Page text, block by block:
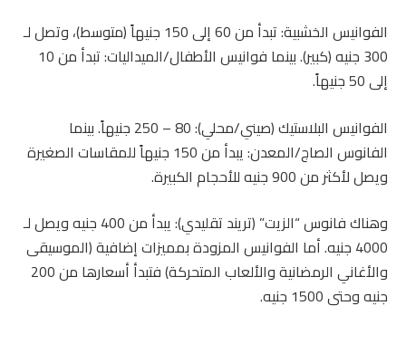
الفوانيس الخشبية: تبدأ من 60 إلى 150 جنيهاً (متوسط)، وتصل لـ
300 جنيه (كبير). بينما فوانيس الأطفال/الميداليات: تبدأ من 10
إلى 50 جنيهاً.
الفوانيس البلاستيك (صيني/محلي): 80 – 250 جنيهاً. بينما
الفانوس الصاج/المعدن: يبدأ من 150 جنيهاً للمقاسات الصغيرة
ويصل لأكثر من 900 جنيه للأحجام الكبيرة.
وهناك فانوس “الزيت” (تريند تقليدي): يبدأ من 400 جنيه ويصل لـ
4000 جنيه. أما الفوانيس المزودة بمميزات إضافية (الموسيقى
والأغاني الرمضانية والألعاب المتحركة) فتبدأ أسعارها من 200
جنيه وحتى 1500 جنيه.